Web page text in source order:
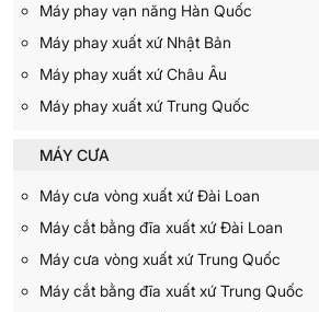
Máy phay vạn năng Hàn Quốc
Máy phay xuất xứ Nhật Bản
Máy phay xuất xứ Châu Âu
Máy phay xuất xứ Trung Quốc
MÁY CƯA
Máy cưa vòng xuất xứ Đài Loan
Máy cắt bằng đĩa xuất xứ Đài Loan
Máy cưa vòng xuất xứ Trung Quốc
Máy cắt bằng đĩa xuất xứ Trung Quốc